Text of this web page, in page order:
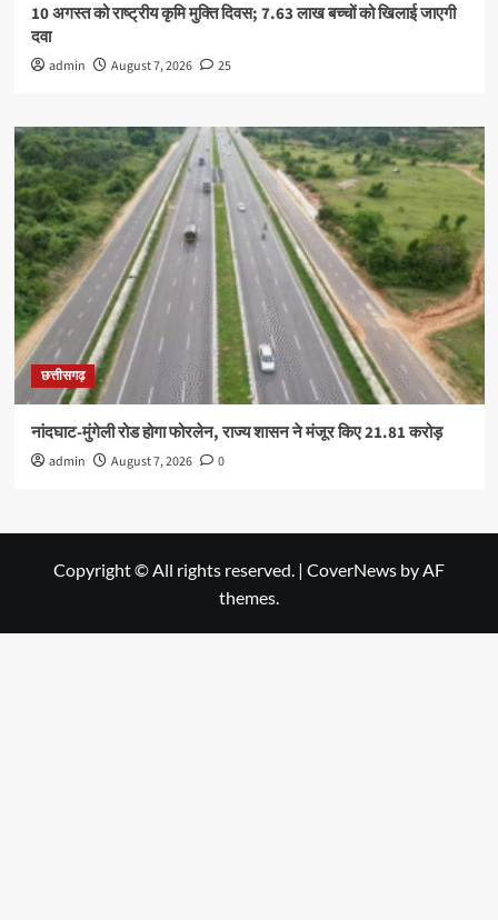
10 अगस्त को राष्ट्रीय कृमि मुक्ति दिवस; 7.63 लाख बच्चों को खिलाई जाएगी
दवा
admin August 7, 2026 25
छत्तीसगढ़
नांदघाट-मुंगेली रोड होगा फोरलेन, राज्य शासन ने मंजूर किए 21.81 करोड़
admin August 7, 2026 0
Copyright © All rights reserved. | CoverNews by AF
themes.